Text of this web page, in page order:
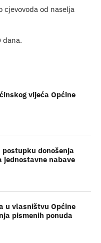
cjevovoda od naselja
dana.
vijeća Općine
donošenja
jednostavne nabave
u vlasništvu Općine
pismenih ponuda